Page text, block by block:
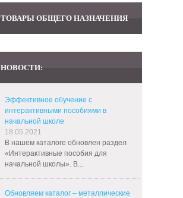
ТОВАРЫ ОБЩЕГО НАЗНАЧЕНИЯ
НОВОСТИ:
Эффективное обучение с
интерактивными пособиями в
начальной школе
18.05.2021
В нашем каталоге обновлен раздел
«Интерактивные пособия для
начальной школы». В...
Обновляем каталог – металлические